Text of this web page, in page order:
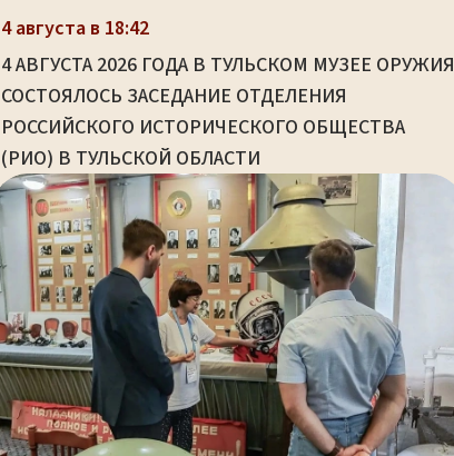
4 августа в 18:42
4 АВГУСТА 2026 ГОДА В ТУЛЬСКОМ МУЗЕЕ ОРУЖИЯ
СОСТОЯЛОСЬ ЗАСЕДАНИЕ ОТДЕЛЕНИЯ
РОССИЙСКОГО ИСТОРИЧЕСКОГО ОБЩЕСТВА
(РИО) В ТУЛЬСКОЙ ОБЛАСТИ